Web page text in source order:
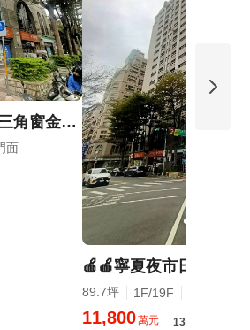
專約~文化京都~馬路邊三角窗金店面~翁R
面
89.7坪 1F/19F
11,800萬元 131.6